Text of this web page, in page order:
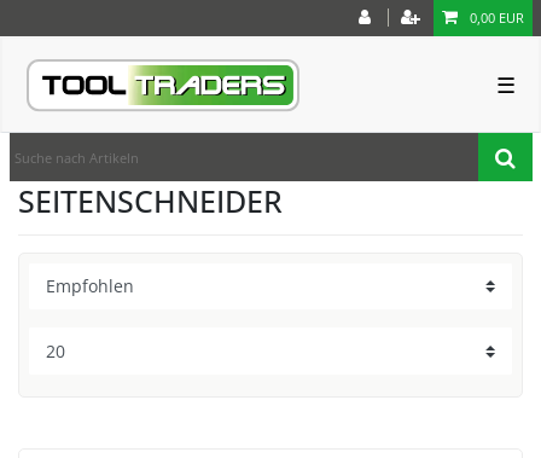
0,00 EUR
☰
SEITENSCHNEIDER